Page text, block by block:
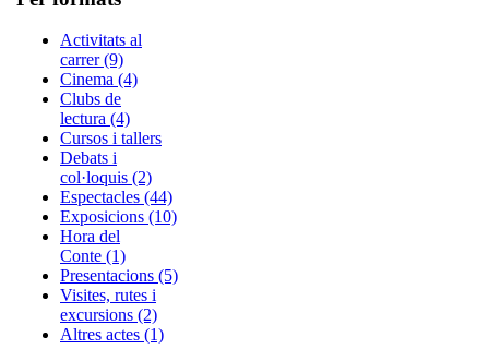
Activitats al
carrer (9)
Cinema (4)
Clubs de
lectura (4)
Cursos i tallers
Debats i
col·loquis (2)
Espectacles (44)
Exposicions (10)
Hora del
Conte (1)
Presentacions (5)
Visites, rutes i
excursions (2)
Altres actes (1)